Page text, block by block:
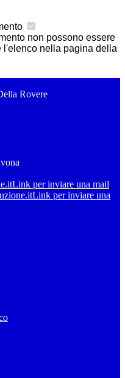
non possono essere
nella pagina della
Rovere
Link per inviare una mail
Link per inviare una